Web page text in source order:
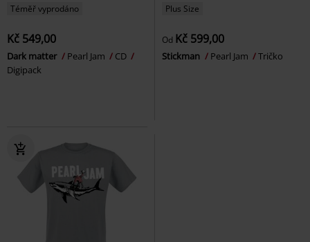
Téměř vyprodáno
Kč 549,00
Dark matter Pearl Jam
CD
Digipack
Plus Size
Od Kč 599,00
Stickman Pearl Jam Tričko